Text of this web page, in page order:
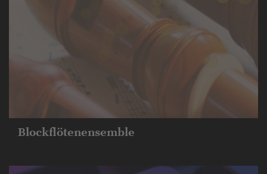
Blockflöten­ensemble